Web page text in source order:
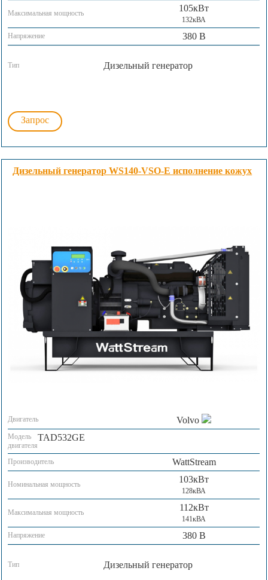
Максимальная мощность 105кВт
132кВА
Напряжение
380 В
Тип Дизельный генератор
Запрос
Дизельный генератор WS140-VSO-E исполнение кожух
Двигатель Volvo
Модель
двигателя
TAD532GE
Производитель WattStream
Номинальная мощность 103кВт
128кВА
Максимальная мощность 112кВт
141кВА
Напряжение
380 В
Тип Дизельный генератор